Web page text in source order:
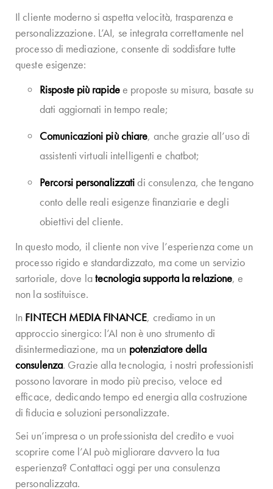
Il cliente moderno si aspetta velocità, trasparenza e
personalizzazione. L’AI, se integrata correttamente nel
processo di mediazione, consente di soddisfare tutte
queste esigenze:
Risposte più rapidee proposte su misura, basate su
dati aggiornati in tempo reale;
Comunicazioni più chiare, anche grazie all’uso di
assistenti virtuali intelligenti e chatbot;
Percorsi personalizzatidi consulenza, che tengano
conto delle reali esigenze finanziarie e degli
obiettivi del cliente.
In questo modo, il cliente non vive l’esperienza come un
processo rigido e standardizzato, ma come un servizio
sartoriale, dove latecnologia supporta la relazione, e
non la sostituisce.
In FINTECH MEDIA FINANCE, crediamo in un
approccio sinergico: l’AI non è uno strumento di
disintermediazione, ma un potenziatore della
consulenza. Grazie alla tecnologia, i nostri professionisti
possono lavorare in modo più preciso, veloce ed
efficace, dedicando tempo ed energia alla costruzione
di fiducia e soluzioni personalizzate.
Sei un’impresa o un professionista del credito e vuoi
scoprire come l’AI può migliorare davvero la tua
esperienza? Contattaci oggi per una consulenza
personalizzata.